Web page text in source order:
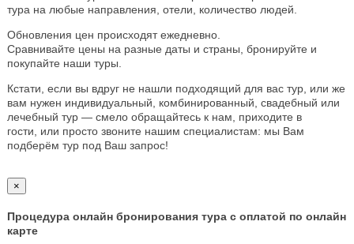
тура на любые направления, отели, количество людей.
Обновления цен происходят ежедневно.
Сравнивайте цены на разные даты и страны, бронируйте и
покупайте наши туры.
Кстати, если вы вдруг не нашли подходящий для вас тур, или же
вам нужен индивидуальный, комбинированный, свадебный или
лечебный тур — смело обращайтесь к нам, приходите в
гости, или просто звоните нашим специалистам: мы Вам
подберём тур под Ваш запрос!
×
Процедура онлайн бронирования тура с оплатой по онлайн
карте